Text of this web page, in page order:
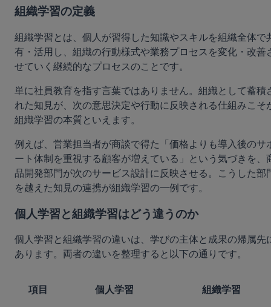
組織学習の定義
組織学習とは、個人が習得した知識やスキルを組織全体で
有・活用し、組織の行動様式や業務プロセスを変化・改善
せていく継続的なプロセスのことです。
単に社員教育を指す言葉ではありません。組織として蓄積
れた知見が、次の意思決定や行動に反映される仕組みこそ
組織学習の本質といえます。
例えば、営業担当者が商談で得た「価格よりも導入後のサ
ート体制を重視する顧客が増えている」という気づきを、
品開発部門が次のサービス設計に反映させる。こうした部
を越えた知見の連携が組織学習の一例です。
個人学習と組織学習はどう違うのか
個人学習と組織学習の違いは、学びの主体と成果の帰属先
あります。両者の違いを整理すると以下の通りです。
項目 個人学習 組織学習